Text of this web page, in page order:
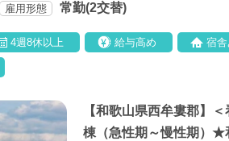
雇用形態 常勤(2交替)
4週8休以上 給与高め 宿舎
【和歌山県西牟婁郡】
棟（急性期～慢性期）